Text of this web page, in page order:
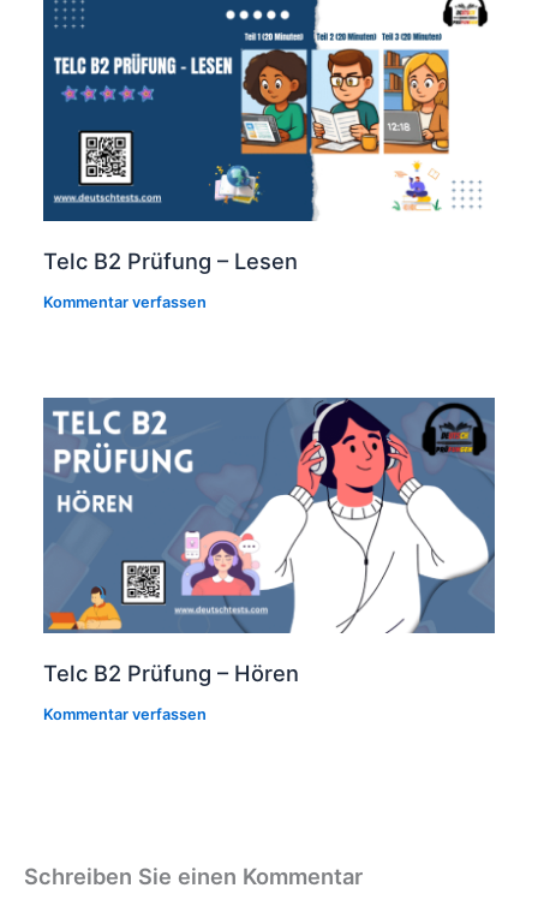
Telc B2 Prüfung – Lesen
Kommentar verfassen
Telc B2 Prüfung – Hören
Kommentar verfassen
Schreiben Sie einen Kommentar